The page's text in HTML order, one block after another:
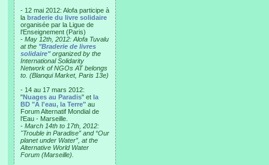
- 12 mai 2012: Alofa participe à
la braderie du livre solidaire
organisée par la Ligue de
l'Enseignement (Paris)
- May 12th, 2012: Alofa Tuvalu
at the "Braderie de livres
solidaire"organized by the
International Solidarity
Network of NGOs AT belongs
to. (Blanqui Market, Paris 13e)
- 14 au 17 mars 2012:
"Nuages au Paradis" et la
BD "A l'eau, la Terre" au
Forum Alternatif Mondial de
l'Eau - Marseille.
- March 14th to 17th, 2012:
"Trouble in Paradise” and “Our
planet under Water”, at the
Alternative World Water
Forum (Marseille).